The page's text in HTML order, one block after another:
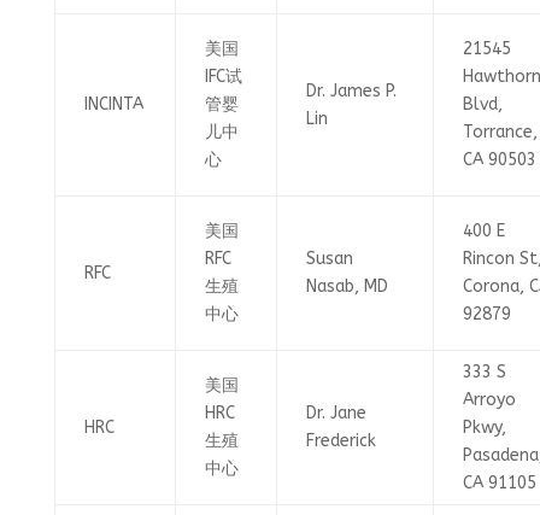
INCINTA
美国
IFC试
管婴
儿中
心
Dr. James P.
Lin
21545
Blvd,
Torrance,
CA 90503
RFC
美国
RFC
生殖
中心
Susan
Nasab, MD
400 E
Rincon
Corona,
92879
HRC
美国
HRC
生殖
中心
Dr. Jane
Frederick
333 S
Arroyo
Pkwy,
CA 91105